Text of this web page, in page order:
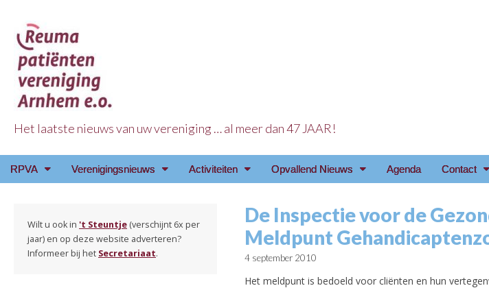
Reuma Patienten Vereniging
Het laatste nieuws van uw vereniging … al meer dan 47 JAAR!
Main
Skip
RPVA Verenigingsnieuws Activiteiten Opvallend Nieuws Agenda Contact
De Inspectie voor de
Meldpunt
4 september 2010
Het meldpunt is bedoeld voor cliënten en hun
Wilt u ook in 't Steuntje (verschijnt 6x per
jaar) en op deze website adverteren?
Informeer bij het Secretariaat.